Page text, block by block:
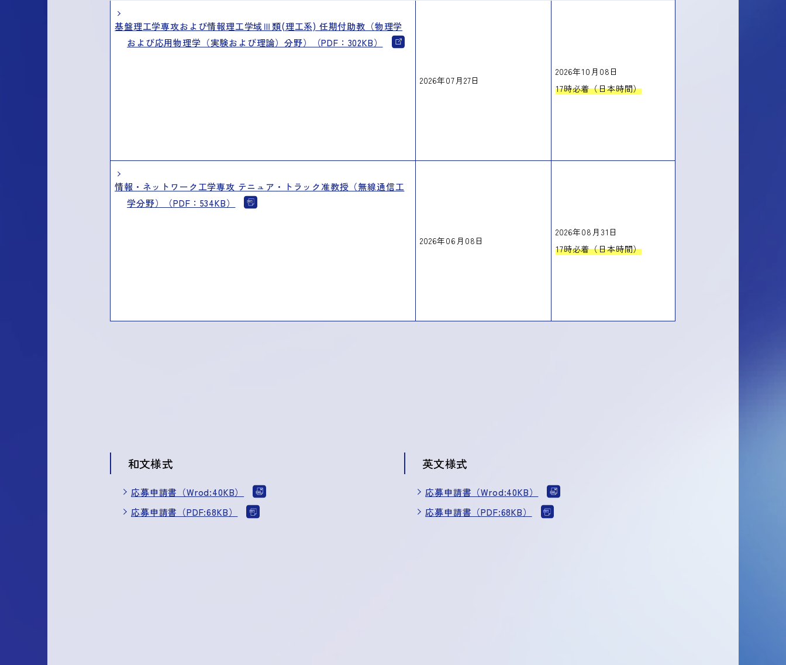
基盤理工学専攻および情報理工学域Ⅲ類(理工系) 任期付助教（物理学
および応用物理学（実験および理論）分野）（PDF：302KB）
2026年07月27日
2026年10月08日
17時必着（日本時間）
情報・ネットワーク工学専攻 テニュア・トラック准教授（無線通信工
学分野）（PDF：534KB）
2026年06月08日
2026年08月31日
17時必着（日本時間）
和文様式
応募申請書（Wrod:40KB）
応募申請書（PDF:68KB）
英文様式
応募申請書（Wrod:40KB）
応募申請書（PDF:68KB）